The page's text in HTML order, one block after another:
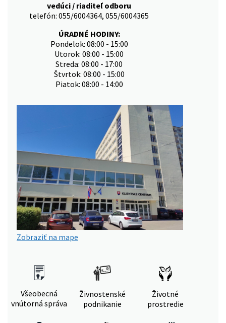
vedúci / riaditeľ odboru
telefón: 055/6004364, 055/6004365
ÚRADNÉ HODINY:
Pondelok: 08:00 - 15:00
Utorok: 08:00 - 15:00
Streda: 08:00 - 17:00
Štvrtok: 08:00 - 15:00
Piatok: 08:00 - 14:00
Zobraziť na mape
Všeobecná
vnútorná správa
Živnostenské
podnikanie
Životné
prostredie